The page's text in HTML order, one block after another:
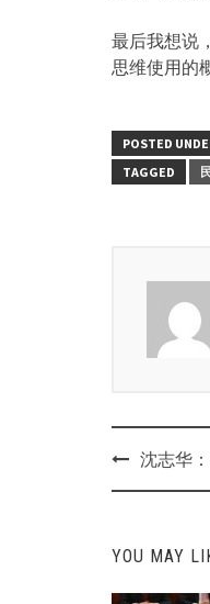
最后我想说
思维使用的
POSTED
TAGGED
Post沈志华
YOU MAY